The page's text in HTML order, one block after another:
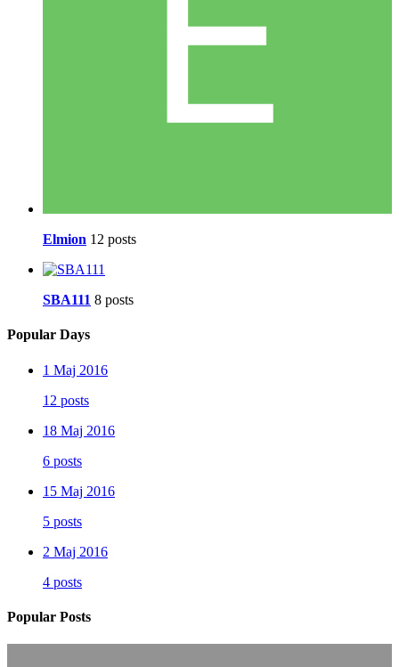
Elmion 12 posts
SBA111 8 posts
Popular Days
1 Maj 2016
12 posts
18 Maj 2016
6 posts
15 Maj 2016
5 posts
2 Maj 2016
4 posts
Popular Posts